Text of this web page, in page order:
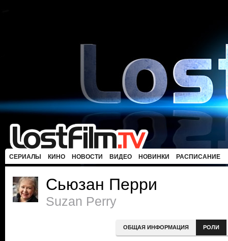
СЕРИАЛЫ КИНО НОВОСТИ ВИДЕО НОВИНКИ РАСПИСАНИЕ
Сьюзан Перри
Suzan Perry
ОБЩАЯ ИНФОРМАЦИЯ РОЛИ